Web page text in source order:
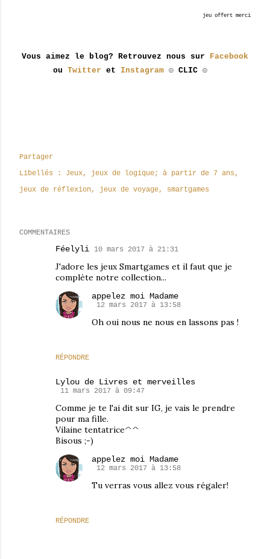
jeu offert merci
Vous aimez le blog? Retrouvez nous sur Facebook
ou Twitter et Instagram ☺ CLIC ☺
Partager
Libellés :
Jeux
jeux de logique; à partir de 7 ans
jeux de réflexion
jeux de voyage smartgames
COMMENTAIRES
Féelyli 10 mars 2017 à 21:31
J'adore les jeux Smartgames et il faut que je
complète notre collection...
RÉPONDRE
appelez moi Madame
12 mars 2017 à 13:58
Oh oui nous ne nous en lassons pas !
Lylou de Livres et merveilles
11 mars 2017 à 09:47
Comme je te l'ai dit sur IG, je vais le prendre
pour ma fille.
Vilaine tentatrice^^
Bisous ;-)
RÉPONDRE
appelez moi Madame
12 mars 2017 à 13:58
Tu verras vous allez vous régaler!